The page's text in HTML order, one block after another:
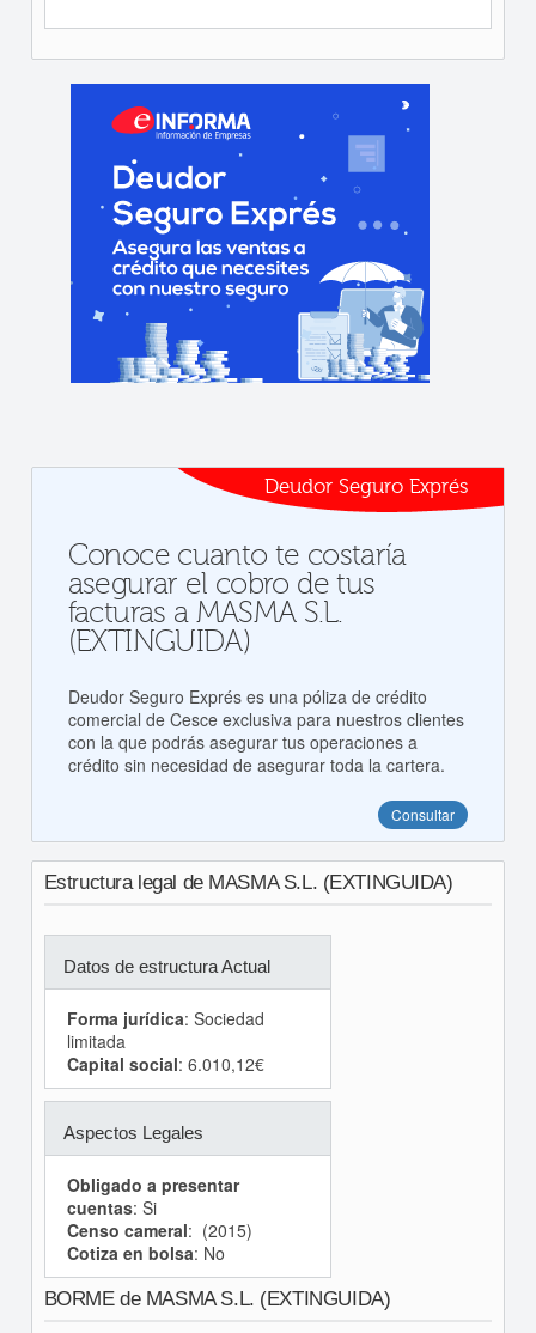
Deudor Seguro Exprés
Conoce cuanto te costaría
asegurar el cobro de tus
facturas a MASMA S.L.
(EXTINGUIDA)
Deudor Seguro Exprés es una póliza de crédito
comercial de Cesce exclusiva para nuestros clientes
con la que podrás asegurar tus operaciones a
crédito sin necesidad de asegurar toda la cartera.
Consultar
Estructura legal de MASMA S.L. (EXTINGUIDA)
Datos de estructura Actual
Forma jurídica: Sociedad
limitada
Capital social: 6.010,12€
Aspectos Legales
Obligado a presentar
cuentas: Si
Censo cameral: (2015)
Cotiza en bolsa: No
BORME de MASMA S.L. (EXTINGUIDA)